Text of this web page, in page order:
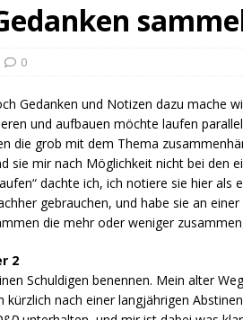
0
Gedanken und Notizen dazu mache
und aufbauen möchte laufen
die grob mit dem Thema
sie mir nach Möglichkeit nicht bei den
dachte ich, ich notiere sie hier als
gebrauchen, und habe sie an
die mehr oder weniger
2
Schuldigen benennen. Mein alter
kürzlich nach einer langjährigen